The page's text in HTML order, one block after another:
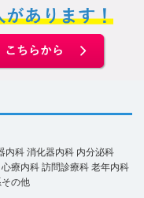
内科消化器内科 内分泌科
心療内科訪問診療科老年内科
の他